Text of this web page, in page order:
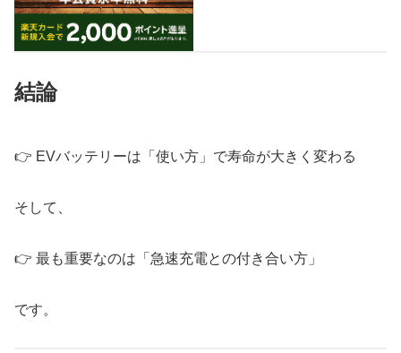
結論
👉 EVバッテリーは「使い方」で寿命が大きく変わる
そして、
👉 最も重要なのは「急速充電との付き合い方」
です。